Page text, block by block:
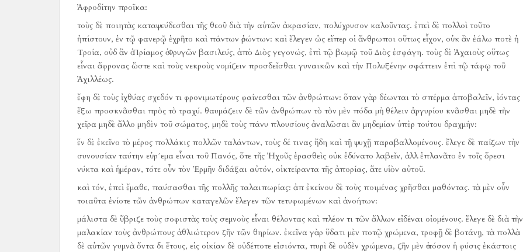
Ἀφροδίτην προῖκα:
τοὺς δὲ ποιητὰς καταψεύδεσθαι τῆς θεοῦ διὰ τὴν αὑτῶν ἀκρασίαν, πολύχρυσον καλοῦντας. ἐπεὶ δὲ πολλοὶ τοῦτο
ἠπίστουν, ἐν τῷ φανερῷ ἐχρῆτο καὶ πάντων ὁρώντων: καὶ ἔλεγεν ὡς εἴπερ οἱ ἄνθρωποι οὕτως εἶχον, οὐκ ἂν ἑάλω ποτὲ ἡ
Τροία, οὐδ ἂν ὁ Πρίαμος ὁ Φρυγῶν βασιλεύς, ἀπὸ Διὸς γεγονώς, ἐπὶ τῷ βωμῷ τοῦ Διὸς ἐσφάγη. τοὺς δὲ Ἀχαιοὺς οὕτως
εἶναι ἄφρονας ὥστε καὶ τοὺς νεκροὺς νομίζειν προσδεῖσθαι γυναικῶν καὶ τὴν Πολυξένην σφάττειν ἐπὶ τῷ τάφῳ τοῦ
Ἀχιλλέως.
ἔφη δὲ τοὺς ἰχθύας σχεδόν τι φρονιμωτέρους φαίνεσθαι τῶν ἀνθρώπων: ὅταν γὰρ δέωνται τὸ σπέρμα ἀποβαλεῖν, ἰόντας
ἔξω προσκνᾶσθαι πρὸς τὸ τραχύ. θαυμάζειν δὲ τῶν ἀνθρώπων τὸ τὸν μὲν πόδα μὴ θέλειν ἀργυρίου κνᾶσθαι μηδὲ τὴν
χεῖρα μηδὲ ἄλλο μηδὲν τοῦ σώματος, μηδὲ τοὺς πάνυ πλουσίους ἀναλῶσαι ἂν μηδεμίαν ὑπὲρ τούτου δραχμήν:
ἕν δὲ ἐκεῖνο τὸ μέρος πολλάκις πολλῶν ταλάντων, τοὺς δέ τινας ἤδη καὶ τῇ ψυχῇ παραβαλλομένους. ἔλεγε δὲ παίζων τὴν
συνουσίαν ταύτην εὑρ´εμα εἶναι τοῦ Πανός, ὅτε τῆς Ἠχοῦς ἐρασθεὶς οὐκ ἐδύνατο λαβεῖν, ἀλλ ἐπλανᾶτο ἐν τοῖς ὄρεσι
νύκτα καὶ ἡμέραν, τότε οὖν τὸν Ἑρμῆν διδάξαι αὐτόν, οἰκτείραντα τῆς ἀπορίας, ἅτε υἱὸν αὐτοῦ.
καὶ τόν, ἐπεὶ ἔμαθε, παύσασθαι τῆς πολλῆς ταλαιπωρίας: ἀπ ἐκείνου δὲ τοὺς ποιμένας χρῆσθαι μαθόντας. τὰ μὲν οὖν
τοιαῦτα ἐνίοτε τῶν ἀνθρώπων καταγελῶν ἔλεγεν τῶν τετυφωμένων καὶ ἀνοήτων:
μάλιστα δὲ ὕβριζε τοὺς σοφιστὰς τοὺς σεμνοὺς εἶναι θέλοντας καὶ πλέον τι τῶν ἄλλων εἰδέναι οἰομένους. ἔλεγε δὲ διὰ τὴν
μαλακίαν τοὺς ἀνθρώπους ἀθλιώτερον ζῆν τῶν θηρίων. ἐκεῖνα γὰρ ὕδατι μὲν ποτῷ χρώμενα, τροφῇ δὲ βοτάνῃ, τὰ πολλὰ
δὲ αὐτῶν γυμνὰ ὄντα δι ἔτους, εἰς οἰκίαν δὲ οὐδέποτε εἰσιόντα, πυρὶ δὲ οὐδὲν χρώμενα, ζῆν μὲν ὁπόσον ἡ φύσις ἑκάστοις